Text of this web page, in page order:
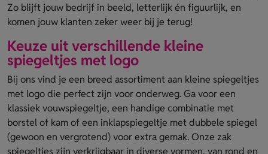
Zo blijft jouw bedrijf in beeld, letterlijk én figuurlijk, en
komen jouw klanten zeker weer bij je terug!
Keuze uit verschillende kleine
spiegeltjes met logo
Bij ons vind je een breed assortiment aan kleine spiegeltjes
met logo die perfect zijn voor onderweg. Ga voor een
klassiek vouwspiegeltje, een handige combinatie met
borstel of kam of een inklapspiegeltje met dubbele spiegel
(gewoon en vergrotend) voor extra gemak. Onze zak
spiegeltjes zijn verkrijgbaar in diverse vormen, van rond en